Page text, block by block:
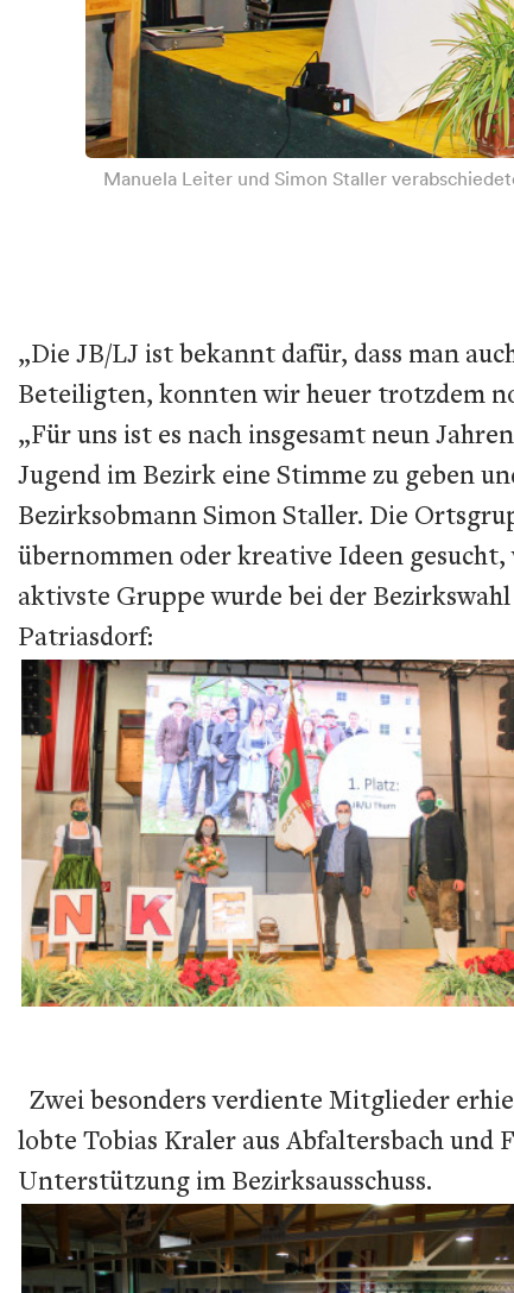
Manuela Leiter und Simon Staller
„Die JB/LJ ist bekannt dafür, dass man
Beteiligten, konnten wir heuer trotzdem
„Für uns ist es nach insgesamt neun
Jugend im Bezirk eine Stimme zu geben
Bezirksobmann Simon Staller. Die
übernommen oder kreative Ideen
aktivste Gruppe wurde bei der
Patriasdorf:
Zwei besonders verdiente Mitglieder
lobte Tobias Kraler aus Abfaltersbach
Unterstützung im Bezirksausschuss.